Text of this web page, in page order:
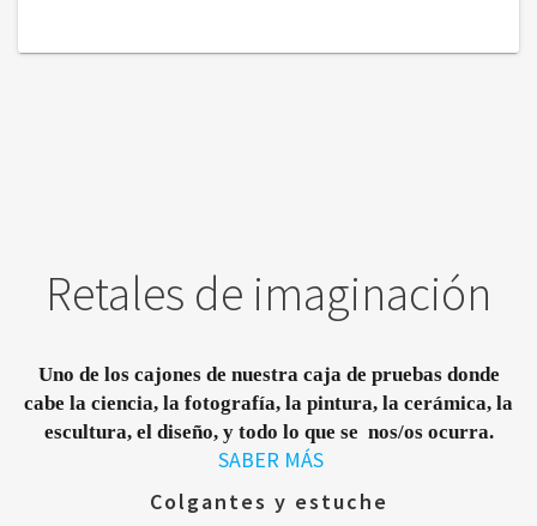
Retales de imaginación
Uno de los cajones de nuestra caja de pruebas donde
cabe la ciencia, la fotografía, la pintura, la cerámica, la
escultura, el diseño, y todo lo que se nos/os ocurra.
SABER MÁS
Colgantes y estuche